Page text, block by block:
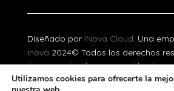
Diseñado por iNova Cloud. Una
Inova 2024© Todos los derechos
de Privacidad|Aviso Legal|Política
Utilizamos cookies para ofrecerte la